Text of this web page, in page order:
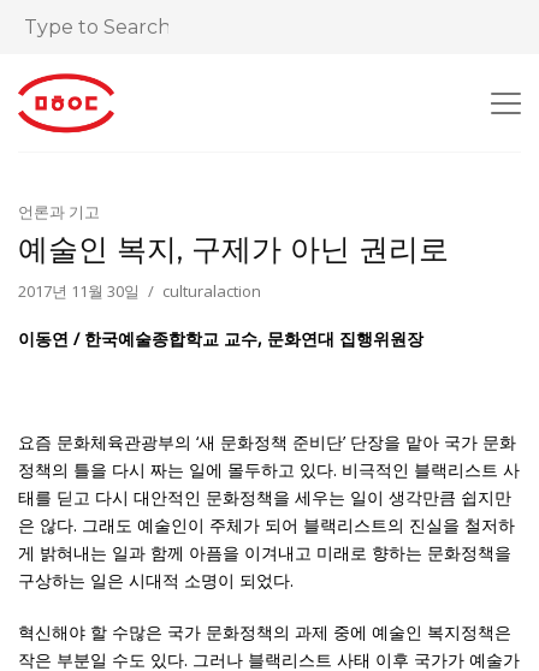
언론과 기고
예술인 복지, 구제가 아닌 권리로
2017년 11월 30일 culturalaction
이동연 / 한국예술종합학교 교수, 문화연대 집행위원장
요즘 문화체육관광부의 ‘새 문화정책 준비단’ 단장을 맡아 국가 문화
정책의 틀을 다시 짜는 일에 몰두하고 있다. 비극적인 블랙리스트 사
태를 딛고 다시 대안적인 문화정책을 세우는 일이 생각만큼 쉽지만
은 않다. 그래도 예술인이 주체가 되어 블랙리스트의 진실을 철저하
게 밝혀내는 일과 함께 아픔을 이겨내고 미래로 향하는 문화정책을
구상하는 일은 시대적 소명이 되었다.
혁신해야 할 수많은 국가 문화정책의 과제 중에 예술인 복지정책은
작은 부분일 수도 있다. 그러나 블랙리스트 사태 이후 국가가 예술가